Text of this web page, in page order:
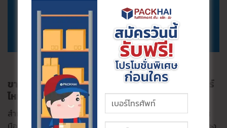
ขายของใน Twitter จำเป็นต้องมีระบบจัดการออเดอร์
ไหม?
สำหรับการขายของในทวิตเตอร์นั้นก็มีธรรมชาติของการขายที่เห